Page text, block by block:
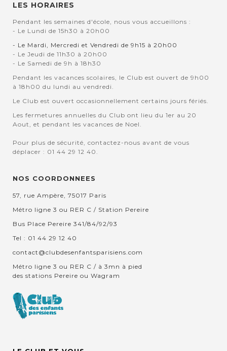
LES HORAIRES
Pendant les semaines d'école, nous vous accueillons :
- Le Lundi de 15h30 à 20h00
- Le Mardi, Mercredi et Vendredi de 9h15 à 20h00
- Le Jeudi de 11h30 à 20h00
- Le Samedi de 9h à 18h30
Pendant les vacances scolaires, le Club est ouvert de 9h00
à 18h00 du lundi au vendredi.
Le Club est ouvert occasionnellement certains jours fériés.
Les fermetures annuelles du Club ont lieu du 1er au 20
Aout, et pendant les vacances de Noel.
Pour plus de sécurité, contactez-nous avant de vous
déplacer : 01 44 29 12 40.
NOS COORDONNEES
57, rue Ampère, 75017 Paris
Métro ligne 3 ou RER C / Station Pereire
Bus Place Pereire 341/84/92/93
Tel : 01 44 29 12 40
contact@clubdesenfantsparisiens.com
Métro ligne 3 ou RER C / à 3mn à pied
des stations Pereire ou Wagram